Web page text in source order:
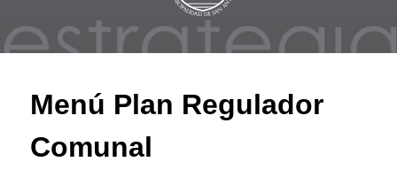
Menú Plan Regulador
Comunal